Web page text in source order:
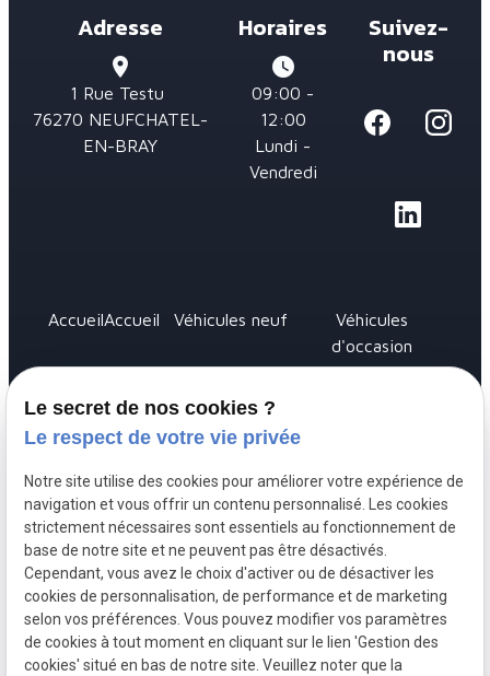
Adresse
place
1 Rue Testu
76270 NEUFCHATEL-
EN-BRAY
Horaires
watch_later
09:00 -
12:00
Lundi -
Vendredi
Suivez-
nous
AccueilAccueil Véhicules neuf
Véhicules
d'occasion
Réparation
entretien
Pare-
brise
Carte
grise
Mentions légales
Politique de
confidentialité
Siret :
49401121600012
Le secret de nos cookies ?
Le respect de votre vie privée
Notre site utilise des cookies pour améliorer votre expérience de
navigation et vous offrir un contenu personnalisé. Les cookies
strictement nécessaires sont essentiels au fonctionnement de
base de notre site et ne peuvent pas être désactivés.
Cependant, vous avez le choix d'activer ou de désactiver les
cookies de personnalisation, de performance et de marketing
selon vos préférences. Vous pouvez modifier vos paramètres
de cookies à tout moment en cliquant sur le lien 'Gestion des
cookies' situé en bas de notre site. Veuillez noter que la